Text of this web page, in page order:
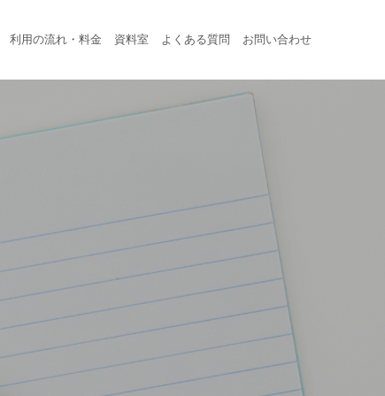
利用の流れ・料金 資料室 よくある質問 お問い合わせ